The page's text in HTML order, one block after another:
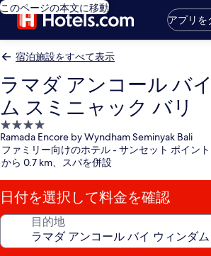
このページの本文に移動
アプリを
宿泊施設をすべて表示
ラマダ アンコール バ
ム スミニャック バリ
4.0
つ
星
宿
泊
施
設
Ramada Encore by Wyndham Seminyak Bali
ファミリー向けのホテル - サンセット ポイン
から 0.7 km、スパを併設
日付を選択して料金を確認
目的地